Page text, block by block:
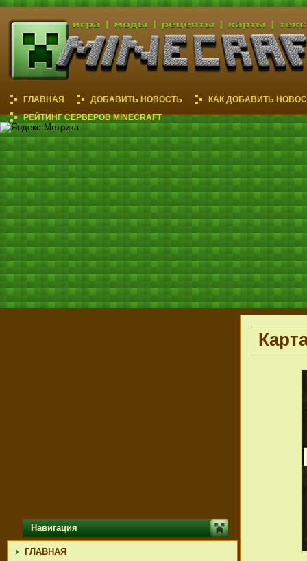
ГЛАВНАЯ ДОБАВИТЬ НОВОСТЬ
КАК ДОБАВИТЬ
РЕЙТИНГ СЕРВЕРОВ MINECRAFT
Навигация
ГЛАВНАЯ